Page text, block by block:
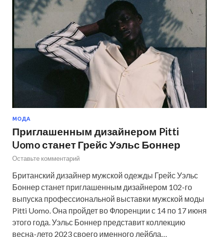
МОДА
Приглашенным дизайнером Pitti
Uomo станет Грейс Уэльс Боннер
Оставьте комментарий
Британский дизайнер мужской одежды Грейс Уэльс
Боннер станет приглашенным дизайнером 102-го
выпуска профессиональной выставки мужской моды
Pitti Uomo. Она пройдет во Флоренции с 14 по 17 июня
этого года. Уэльс Боннер представит коллекцию
весна-лето 2023 своего именного лейбла…